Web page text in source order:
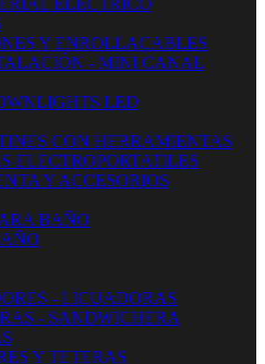
ELECTRICO
Y ENROLLACABLES
- MINI CANAL
LED
CON HERRAMIENTAS
ELECTROPORTATILES
Y ACCESORIOS
BAÑO
- LICUADORAS
- SANDWICHERA
Y TETERAS